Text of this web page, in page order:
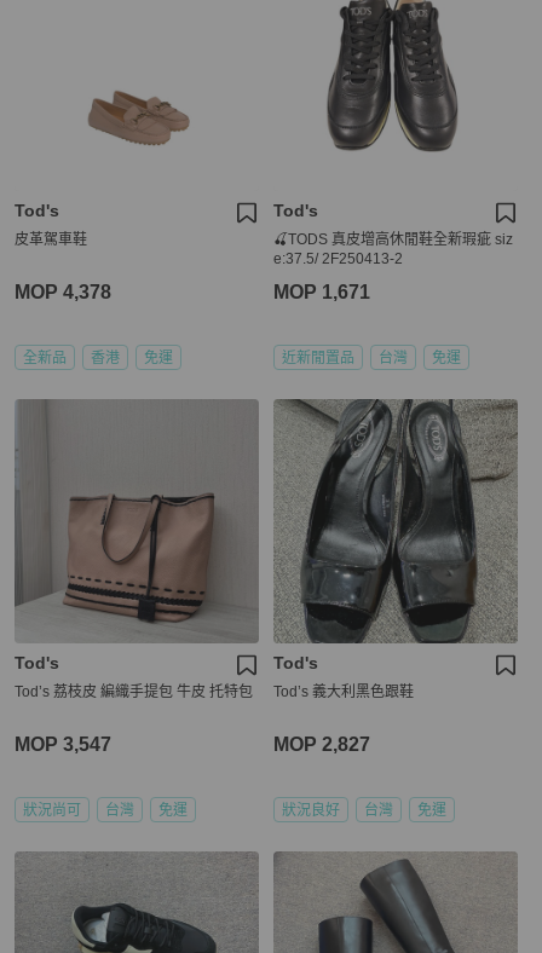
Tod's
皮革駕車鞋
MOP 4,378
全新品 香港 免運
Tod's
🍒TODS 真皮增高休閒鞋全新瑕疵 siz
e:37.5/ 2F250413-2
MOP 1,671
近新閒置品 台灣 免運
Tod's
Tod’s 荔枝皮 編織手提包 牛皮 托特包
MOP 3,547
狀況尚可 台灣 免運
Tod's
Tod’s 義大利黑色跟鞋
MOP 2,827
狀況良好 台灣 免運